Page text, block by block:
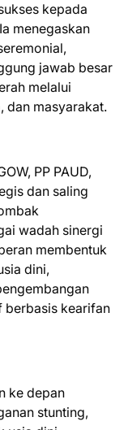
kepada
menegaskan
jawab besar
melalui
dan masyarakat.
PP PAUD,
dan saling
wadah sinergi
membentuk
dini,
berbasis kearifan
ke depan
stunting,